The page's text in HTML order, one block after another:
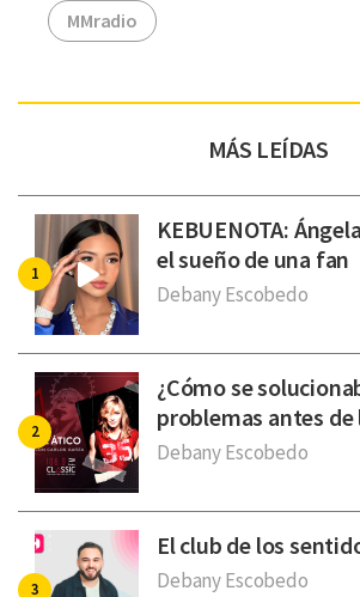
MMradio
MÁS LEÍDAS
KEBUENOTA:
el sueño de una fan
Debany Escobedo
¿Cómo se
problemas antes
Debany Escobedo
El club de los
Debany Escobedo